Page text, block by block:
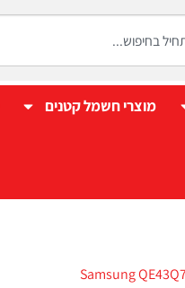
מוצרי חשמל קטנים